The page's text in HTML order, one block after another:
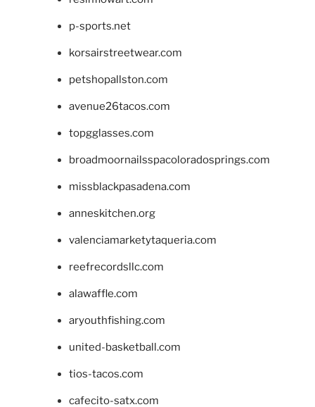
p-sports.net
korsairstreetwear.com
petshopallston.com
avenue26tacos.com
topgglasses.com
broadmoornailsspacoloradosprings.com
missblackpasadena.com
anneskitchen.org
valenciamarketytaqueria.com
reefrecordsllc.com
alawaffle.com
aryouthfishing.com
united-basketball.com
tios-tacos.com
cafecito-satx.com